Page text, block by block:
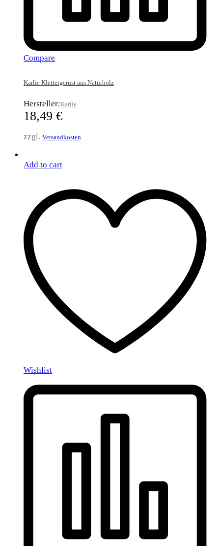
Compare
Karlie Klettergerüst aus Naturholz
Hersteller:Karlie
18,49 €
zzgl. Versandkosten
Add to cart
Wishlist